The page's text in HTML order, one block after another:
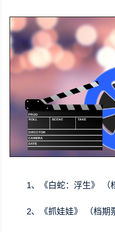
1、《白蛇：浮生》 （
2、《抓娃娃》 （档期